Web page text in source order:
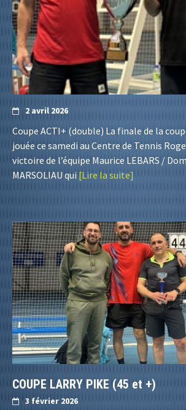
2 avril 2026
Coupe ACTI+ (double) La finale de la
jouée ce samedi au Centre de Tennis
victoire de l’équipe Maurice LEBARS /
MARSOLIAU qui [Lire la suite]
COUPE LARRY PIKE (45 et +)
3 février 2026